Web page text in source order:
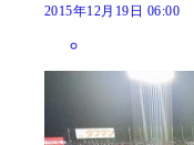
2015年12月19日 06:00